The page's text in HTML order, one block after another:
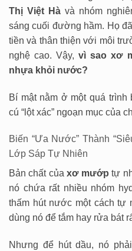
Thị Việt Hà và nhóm
sáng cuối đường hầm. Họ
tiền và thân thiện với môi
nghệ cao. Vậy,vì sao xơ
nhựa khỏi nước?
Bí mật nằm ở một quá trình
cú “lột xác” ngoạn mục của
Biến “Ưa Nước” Thành
Lớp Sáp Tự Nhiên
Bản chất củaxơ mướp tự
nó chứa rất nhiều nhóm
thấm hút nước một cách
dùng nó để tắm hay rửa bát
Nhưng để hút dầu, nó